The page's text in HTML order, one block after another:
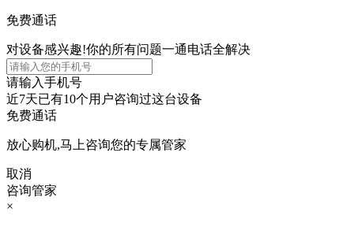
免费通话
对设备感兴趣!你的所有问题一通电话全解决
请输入手机号
近7天已有10个用户咨询过这台设备
免费通话
放心购机,马上咨询您的专属管家
取消
咨询管家
×